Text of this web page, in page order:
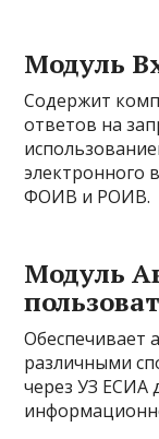
Модуль
Содержит
ответов на
электронного
ФОИВ и РОИВ.
Модуль
Обеспечивает
различными
через УЗ ЕСИА